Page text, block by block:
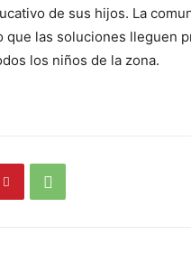
de sus hijos. La
que las soluciones lleguen
los niños de la zona.